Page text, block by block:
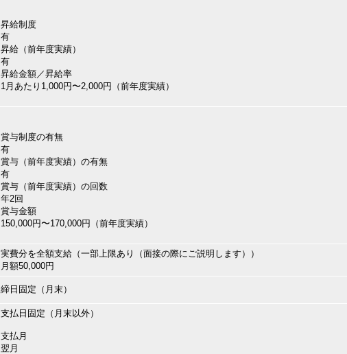
昇給制度
有
昇給（前年度実績）
有
昇給金額／昇給率
1月あたり1,000円〜2,000円（前年度実績）
賞与制度の有無
有
賞与（前年度実績）の有無
有
賞与（前年度実績）の回数
年2回
賞与金額
150,000円〜170,000円（前年度実績）
実費分を全額支給（一部上限あり（面接の際にご説明します））
月額50,000円
締日固定（月末）
支払日固定（月末以外）
支払月
翌月